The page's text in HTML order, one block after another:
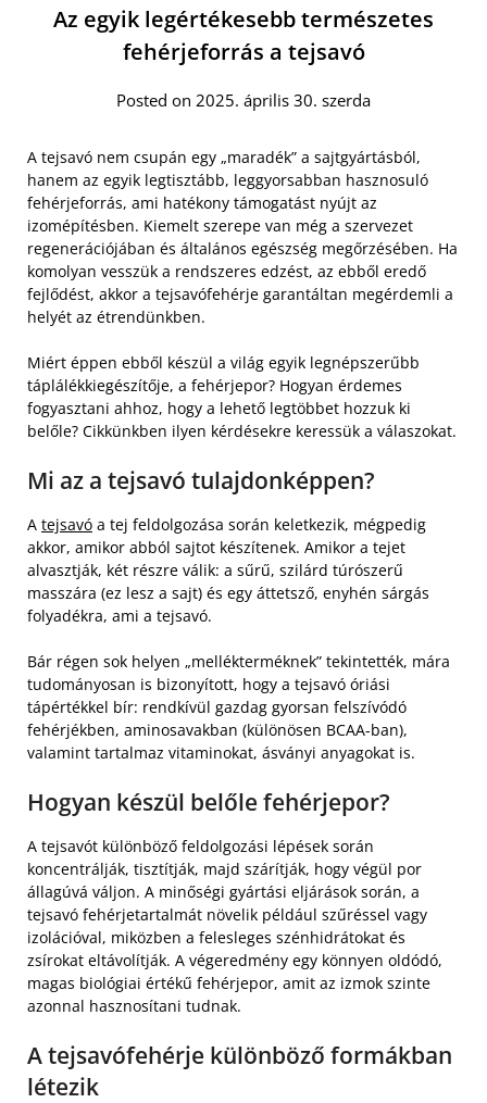
Az egyik legértékesebb természetes
fehérjeforrás a tejsavó
Posted on 2025. április 30. szerda
A tejsavó nem csupán egy „maradék” a sajtgyártásból,
hanem az egyik legtisztább, leggyorsabban hasznosuló
fehérjeforrás, ami hatékony támogatást nyújt az
izomépítésben. Kiemelt szerepe van még a szervezet
regenerációjában és általános egészség megőrzésében. Ha
komolyan vesszük a rendszeres edzést, az ebből eredő
fejlődést, akkor a tejsavófehérje garantáltan megérdemli a
helyét az étrendünkben.
Miért éppen ebből készül a világ egyik legnépszerűbb
táplálékkiegészítője, a fehérjepor? Hogyan érdemes
fogyasztani ahhoz, hogy a lehető legtöbbet hozzuk ki
belőle? Cikkünkben ilyen kérdésekre keressük a válaszokat.
Mi az a tejsavó tulajdonképpen?
A tejsavó a tej feldolgozása során keletkezik, mégpedig
akkor, amikor abból sajtot készítenek. Amikor a tejet
alvasztják, két részre válik: a sűrű, szilárd túrószerű
masszára (ez lesz a sajt) és egy áttetsző, enyhén sárgás
folyadékra, ami a tejsavó.
Bár régen sok helyen „mellékterméknek” tekintették, mára
tudományosan is bizonyított, hogy a tejsavó óriási
tápértékkel bír: rendkívül gazdag gyorsan felszívódó
fehérjékben, aminosavakban (különösen BCAA-ban),
valamint tartalmaz vitaminokat, ásványi anyagokat is.
Hogyan készül belőle fehérjepor?
A tejsavót különböző feldolgozási lépések során
koncentrálják, tisztítják, majd szárítják, hogy végül por
állagúvá váljon. A minőségi gyártási eljárások során, a
tejsavó fehérjetartalmát növelik például szűréssel vagy
izolációval, miközben a felesleges szénhidrátokat és
zsírokat eltávolítják. A végeredmény egy könnyen oldódó,
magas biológiai értékű fehérjepor, amit az izmok szinte
azonnal hasznosítani tudnak.
A tejsavófehérje különböző formákban
létezik